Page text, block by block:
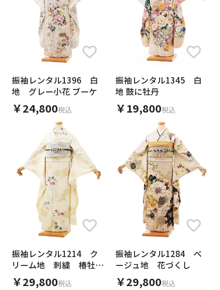
振袖レンタル1396 白
地 グレー小花 ブーケ
￥24,800税込
振袖レンタル1345 白
地 鼓に牡丹
￥19,800税込
振袖レンタル1214 ク
リーム地 刺繍 椿牡丹
(化繊)
￥29,800税込
振袖レンタル1284 ベ
ージュ地 花づくし
￥29,800税込